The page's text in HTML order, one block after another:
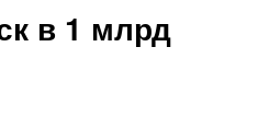
в 1 млрд